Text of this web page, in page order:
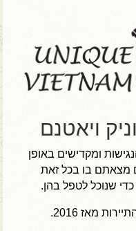
ויאטנם
ומקדישים באופן
בו בכל זאת
שנוכל לטפל בהן.
מאז 2016.